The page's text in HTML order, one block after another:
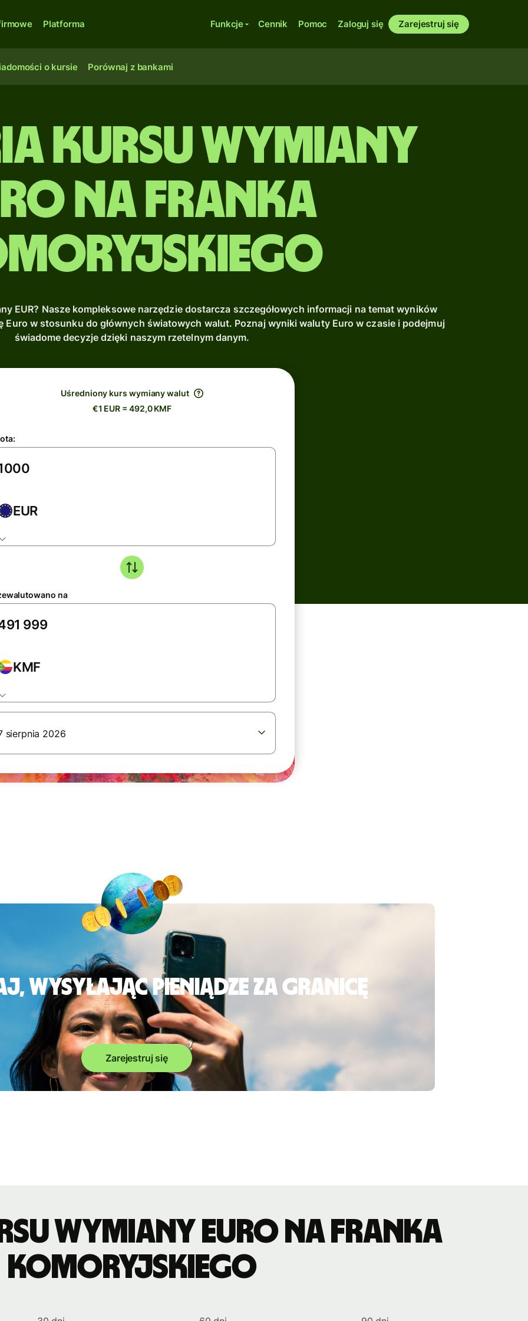
Platforma Funkcje Cennik Pomoc Zaloguj się Zarejestruj się
o kursie Porównaj z bankami
kursu wymiany
na franka
EUR? Nasze kompleksowe narzędzie dostarcza szczegółowych informacji na temat wyników
Euro w stosunku do głównych światowych walut. Poznaj wyniki waluty Euro w czasie i podejmuj
świadome decyzje dzięki naszym rzetelnym danym.
Uśredniony kurs wymiany walut
€1 EUR = 492,0 KMF
EUR
na
KMF
sierpnia 2026
wysyłając pieniądze za granicę
Zarejestruj się
wymiany euro na franka
komoryjskiego